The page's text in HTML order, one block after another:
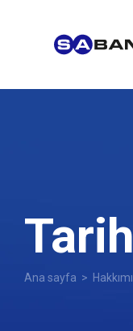
Ana sayfa >